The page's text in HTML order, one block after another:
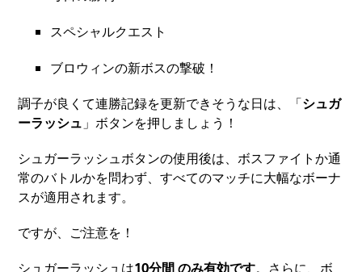
スペシャルクエスト
ブロウィンの新ボスの撃破！
調子が良くて連勝記録を更新できそうな日は、「シュガ
ーラッシュ 」ボタンを押しましょう！
シュガーラッシュボタンの使用後は、ボスファイトか通
常のバトルかを問わず、すべてのマッチに大幅なボーナ
スが適用されます。
ですが、ご注意を！
シュガーラッシュは10分間 のみ有効です。さらに、ボ